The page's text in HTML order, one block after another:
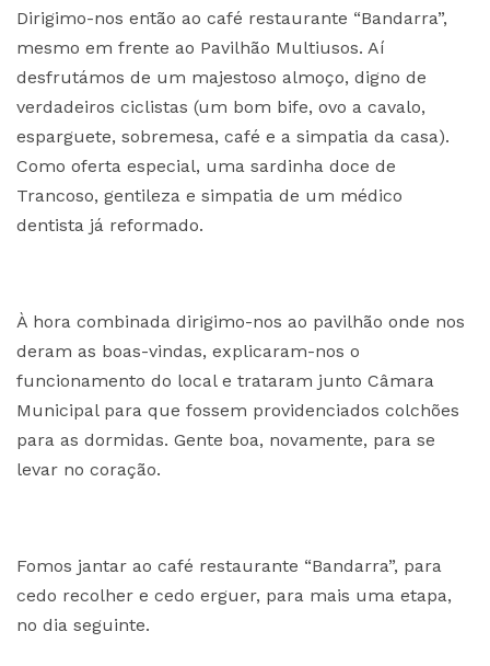
Dirigimo-nos então ao café restaurante “Bandarra”,
mesmo em frente ao Pavilhão Multiusos. Aí
desfrutámos de um majestoso almoço, digno de
verdadeiros ciclistas (um bom bife, ovo a cavalo,
esparguete, sobremesa, café e a simpatia da casa).
Como oferta especial, uma sardinha doce de
Trancoso, gentileza e simpatia de um médico
dentista já reformado.
À hora combinada dirigimo-nos ao pavilhão onde nos
deram as boas-vindas, explicaram-nos o
funcionamento do local e trataram junto Câmara
Municipal para que fossem providenciados colchões
para as dormidas. Gente boa, novamente, para se
levar no coração.
Fomos jantar ao café restaurante “Bandarra”, para
cedo recolher e cedo erguer, para mais uma etapa,
no dia seguinte.